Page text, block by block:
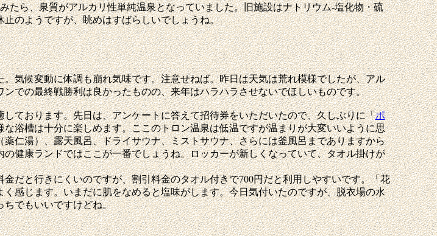
たら、泉質がアルカリ性単純温泉となっていました。旧施設はナトリウム-塩化物・硫
のようですが、眺めはすばらしいでしょうね。
候変動に体調も崩れ気味です。注意せねば。昨日は天気は荒れ模様でしたが、アル
での最終戦勝利は良かったものの、来年はハラハラさせないでほしいものです。
おります。先日は、アンケートに答えて招待券をいただいたので、久しぶりに「ポ
浴槽は十分に楽しめます。ここのトロン温泉は低温ですが温まりが大変いいように思
仁湯）、露天風呂、ドライサウナ、ミストサウナ、さらには釜風呂までありますから
健康ランドではここが一番でしょうね。ロッカーが新しくなっていて、タオル掛けが
だと行きにくいのですが、割引料金のタオル付きで700円だと利用しやすいです。「花
感じます。いまだに肌をなめると塩味がします。今日気付いたのですが、脱衣場の水
ちでもいいですけどね。